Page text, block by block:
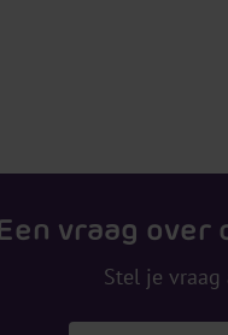
vraag over
Stel je vraag